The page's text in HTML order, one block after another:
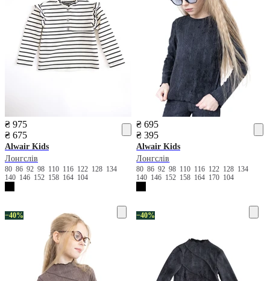
₴ 975
₴ 675
Alwair Kids
Лонгслів
80 86 92 98 110 116 122 128 134
140 146 152 158 164 104
₴ 695
₴ 395
Alwair Kids
Лонгслів
80869298 110 116 122 128 134
140 146 152 158 164 170 104
−40% −40%